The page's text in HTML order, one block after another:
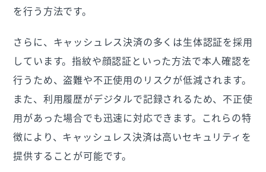
を行う方法です。
さらに、キャッシュレス決済の多くは生体認証を採用
しています。指紋や顔認証といった方法で本人確認を
行うため、盗難や不正使用のリスクが低減されます。
また、利用履歴がデジタルで記録されるため、不正使
用があった場合でも迅速に対応できます。これらの特
徴により、キャッシュレス決済は高いセキュリティを
提供することが可能です。